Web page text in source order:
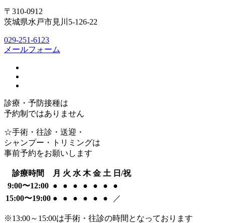
〒310-0912
茨城県水戸市見川5-126-22
029-251-6123
メールフォーム
診療・予防接種は
予約制ではありません
☆手術・往診・送迎・
シャンプー・トリミングは
事前予約をお願いします
診療時間 月 火 水 木 金 土 日/祝
9:00〜12:00 ● ● ● ● ● ●
●
15:00〜19:00 ● ● ● ● ● ● ／
※13:00～15:00は手術・往診の時間となっております